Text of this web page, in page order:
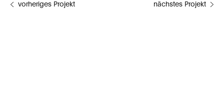
vorheriges Projekt nächstes Projekt